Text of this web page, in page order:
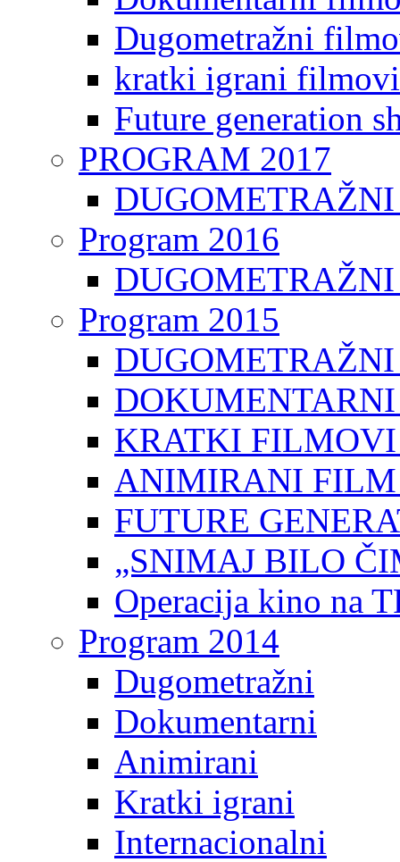
Dugometražni
kratki igrani filmovi
Future generation
PROGRAM 2017
Program 2016
Program 2015
KRATKI FILMOVI
ANIMIRANI FILM
FUTURE
„SNIMAJ BILO
Operacija kino na
Program 2014
Dugometražni
Dokumentarni
Animirani
Kratki igrani
Internacionalni